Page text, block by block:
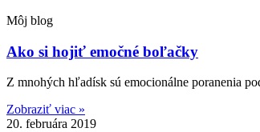
Môj blog
Ako si hojiť emočné boľačky
Z mnohých hľadísk sú emocionálne poranenia
Zobraziť viac »
20. februára 2019